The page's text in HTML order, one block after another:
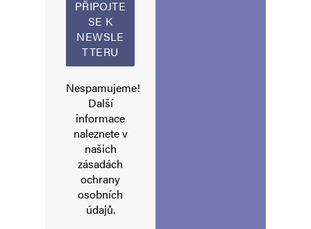
Nespamujeme!
Další
informace
naleznete v
našich
zásadách
ochrany
osobních
údajů.